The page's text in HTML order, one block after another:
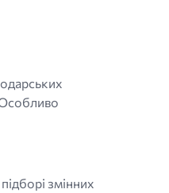
Особливо
змінних